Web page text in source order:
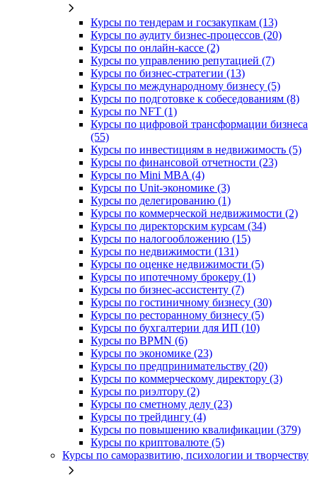
Курсы по тендерам и госзакупкам (13)
Курсы по аудиту бизнес-процессов (20)
Курсы по онлайн-кассе (2)
Курсы по управлению репутацией (7)
Курсы по бизнес-стратегии (13)
Курсы по международному бизнесу (5)
Курсы по подготовке к собеседованиям (8)
Курсы по NFT (1)
Курсы по цифровой трансформации бизнеса
(55)
Курсы по инвестициям в недвижимость (5)
Курсы по финансовой отчетности (23)
Курсы по Mini MBA (4)
Курсы по Unit-экономике (3)
Курсы по делегированию (1)
Курсы по коммерческой недвижимости (2)
Курсы по директорским курсам (34)
Курсы по налогообложению (15)
Курсы по недвижимости (131)
Курсы по оценке недвижимости (5)
Курсы по ипотечному брокеру (1)
Курсы по бизнес-ассистенту (7)
Курсы по гостиничному бизнесу (30)
Курсы по ресторанному бизнесу (5)
Курсы по бухгалтерии для ИП (10)
Курсы по BPMN (6)
Курсы по экономике (23)
Курсы по предпринимательству (20)
Курсы по коммерческому директору (3)
Курсы по риэлтору (2)
Курсы по сметному делу (23)
Курсы по трейдингу (4)
Курсы по повышению квалификации (379)
Курсы по криптовалюте (5)
Курсы по саморазвитию, психологии и творчеству